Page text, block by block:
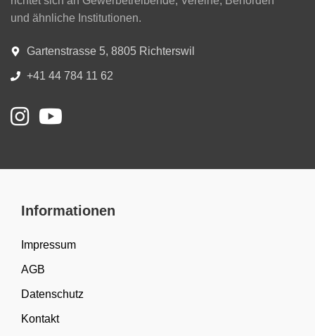
und ähnliche Institutionen.
Gartenstrasse 5, 8805 Richterswil
+41 44 784 11 62
Informationen
Impressum
AGB
Datenschutz
Kontakt